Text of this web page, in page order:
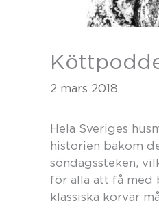
2 mars 2018
Hela Sveriges
historien bakom
söndagssteken,
för alla att få med
klassiska korvar